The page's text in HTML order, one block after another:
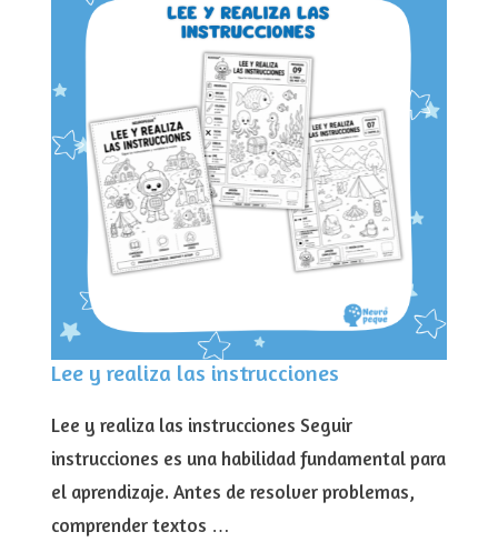
Lee y realiza las instrucciones
Lee y realiza las instrucciones Seguir
instrucciones es una habilidad fundamental para
el aprendizaje. Antes de resolver problemas,
comprender textos …